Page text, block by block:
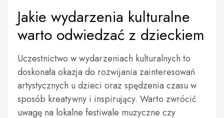
Jakie wydarzenia kulturalne
warto odwiedzać z dzieckiem
Uczestnictwo w wydarzeniach kulturalnych to
doskonała okazja do rozwijania zainteresowań
artystycznych u dzieci oraz spędzenia czasu w
sposób kreatywny i inspirujący. Warto zwrócić
uwagę na lokalne festiwale muzyczne czy